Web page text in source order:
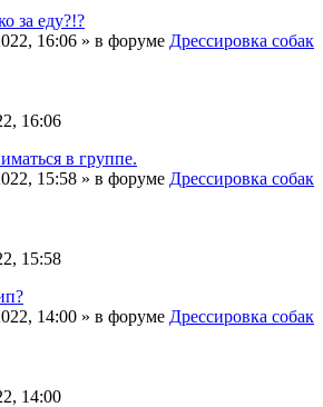
за еду?!?
Вложения
16:06 » в форуме Дрессировка собак
16:06
в группе.
15:58 » в форуме Дрессировка собак
15:58
Вложения
14:00 » в форуме Дрессировка собак
14:00